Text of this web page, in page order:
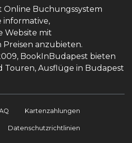
Online Buchungssystem
informative,
Website mit
anzubieten.
BookInBudapest bieten
Touren, Ausflüge in Budapest
Kartenzahlungen
Datenschutzrichtlinien